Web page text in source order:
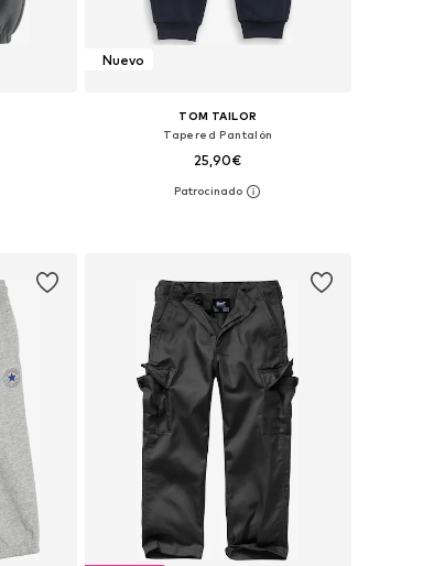
Nuevo
TOM TAILOR
Tapered Pantalón
25,90€
Disponible en muchas tallas